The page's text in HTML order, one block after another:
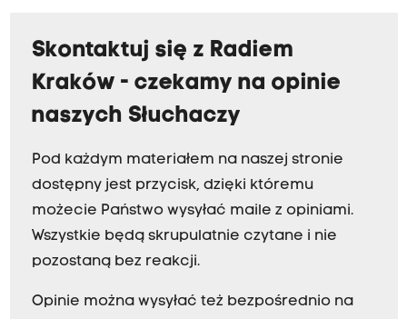
Skontaktuj się z Radiem
Kraków - czekamy na opinie
naszych Słuchaczy
Pod każdym materiałem na naszej stronie
dostępny jest przycisk, dzięki któremu
możecie Państwo wysyłać maile z opiniami.
Wszystkie będą skrupulatnie czytane i nie
pozostaną bez reakcji.
Opinie można wysyłać też bezpośrednio na